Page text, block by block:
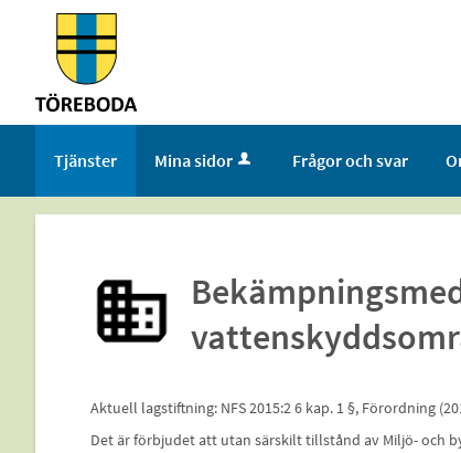
Välkommen
tjänster
kommunTjänster Mina sidor Frågor och svar
Aktuell lagstiftning: NFS 2015:2 6 kap. 1 §, Förordning
Det är förbjudet att utan särskilt tillstånd av Miljö- och